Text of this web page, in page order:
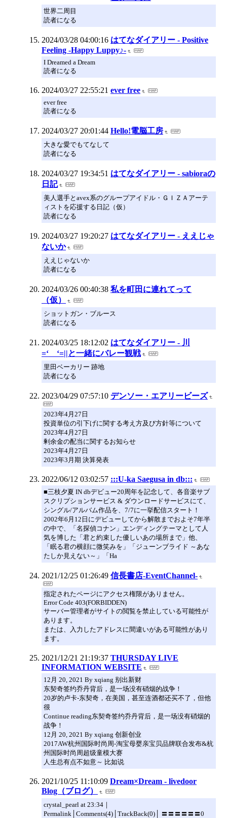
世界二周目
読者になる
2024/03/28 04:00:16 はてなダイアリー - Positive
Feeling -Happy Luppy♪-
I Dreamed a Dream
読者になる
2024/03/27 22:55:21 ever free
ever free
読者になる
2024/03/27 20:01:44 Hello!電脳工房
大きな愛でもてなして
読者になる
2024/03/27 19:34:51 はてなダイアリー - sabioraの
日記
美人選手とavex系のグループアイドル・ＧＩＺＡアーテ
ィストを応援する日記（仮）
読者になる
2024/03/27 19:20:27 はてなダイアリー - ええじゃ
ないか
ええじゃないか
読者になる
2024/03/26 00:40:38 私を町田に連れてって
（仮）
ショットガン・ブルース
読者になる
2024/03/25 18:12:02 はてなダイアリー - 川
=‘ゝ‘=||と一緒にバレー観戦
里田ベーカリー 跡地
読者になる
2023/04/29 07:57:10 デンソー・エアリービーズ
2023年4月27日
投資単位の引下げに関する考え方及び方針等について
2023年4月27日
剰余金の配当に関するお知らせ
2023年4月27日
2023年3月期 決算発表
2022/06/12 03:02:57 :::U-ka Saegusa in db:::
■三枝夕夏 IN dbデビュー20周年を記念して、各音楽サブ
スクリプションサービス & ダウンロードサービスにて、
シングル/アルバム作品を、7/7に一挙配信スタート！
2002年6月12日にデビューしてから解散までおよそ7年半
の中で、「名探偵コナン」エンディングテーマとして人
気を博した「君と約束した優しいあの場所まで」他、
「眠る君の横顔に微笑みを」「ジューンブライド ～あな
たしか見えない～」「Ha
2021/12/25 01:26:49 信長書店-EventChannel-
指定されたページにアクセス権限がありません。
Error Code 403(FORBIDDEN)
サーバー管理者がサイトの閲覧を禁止している可能性が
あります。
または、入力したアドレスに間違いがある可能性があり
ます。
2021/12/21 21:19:37 THURSDAY LIVE
INFORMATION WEBSITE
12月 20, 2021 By xqiang 别出新财
东契奇签约乔丹背后，是一场没有硝烟的战争！
20岁的卢卡-东契奇，在美国，甚至连酒都还买不了，但他
很
Continue reading东契奇签约乔丹背后，是一场没有硝烟的
战争！
12月 20, 2021 By xqiang 创新创业
2017AW杭州国际时尚周-淘宝母婴亲宝贝品牌联合发布&杭
州国际时尚周超级童模大赛
人生总有点不如意～ 比如说
2021/10/25 11:10:09 Dream×Dream - livedoor
Blog（ブログ）
crystal_pearl at 23:34｜
Permalink│Comments(4)│TrackBack(0)│ 〓〓〓〓〓〓0